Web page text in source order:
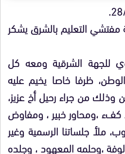
مفتشي التعليم بالشرق يشكر
للجهة الشرقية ومعه كل
ظرفا خاصا يخيم عليه
وذلك من جراء رحيل أخ عزيز،
،ومحاور خبير ، ومفاوض
جلساتنا الرسمية وغير
،وحلمه المعهود ، وجلده